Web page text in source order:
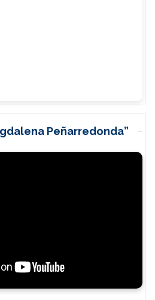
Peñarredonda”